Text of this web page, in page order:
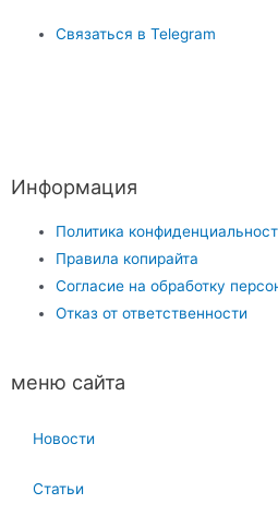
Связаться в Telegram
Информация
Политика
Правила копирайта
Согласие на обработку
Отказ от ответственности
меню сайта
Новости
Статьи